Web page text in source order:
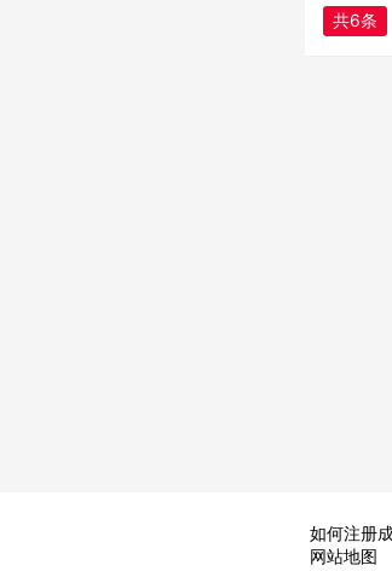
共6条
如何注册
网站地图